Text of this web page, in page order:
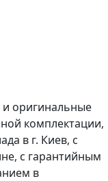
и оригинальные
комплектации,
в г. Киев, с
с гарантийным
в